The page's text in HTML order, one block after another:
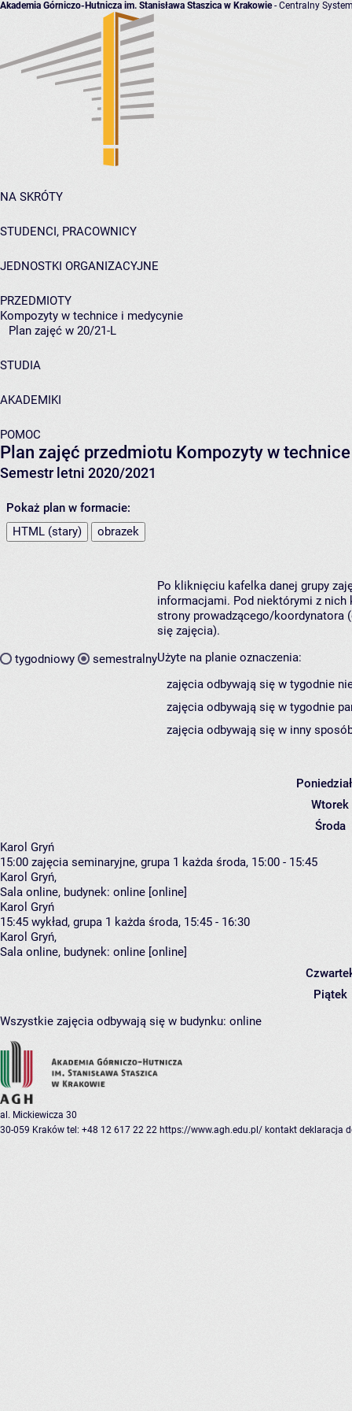
Akademia Górniczo-Hutnicza im. Stanisława Staszica w Krakowie- Centralny
NA SKRÓTY
STUDENCI, PRACOWNICY
JEDNOSTKI ORGANIZACYJNE
PRZEDMIOTY
Kompozyty w technice i medycynie
Plan zajęć w 20/21-L
STUDIA
AKADEMIKI
POMOC
Plan zajęć przedmiotu Kompozyty w
Semestr letni 2020/2021
Pokaż plan w formacie:
HTML (stary)
obrazek
tygodniowy semestralny
Po kliknięciu kafelka danej grupy
informacjami. Pod niektórymi z nich
strony prowadzącego/koordynatora
się zajęcia).
Użyte na planie oznaczenia:
zajęcia odbywają się w tygodnie
zajęcia odbywają się w tygodnie
zajęcia odbywają się w inny
Wtorek
Środa
Karol Gryń
15:00 zajęcia seminaryjne, grupa 1 każda środa, 15:00 - 15:45
Karol Gryń,
Sala online, budynek: online [online]
Karol Gryń
15:45 wykład, grupa 1 każda środa, 15:45 - 16:30
Karol Gryń,
Sala online, budynek: online [online]
Piątek
Wszystkie zajęcia odbywają się w budynku: online
al. Mickiewicza 30
30-059 Kraków tel: +48 12 617 22 22 https://www.agh.edu.pl/ kontakt deklaracja